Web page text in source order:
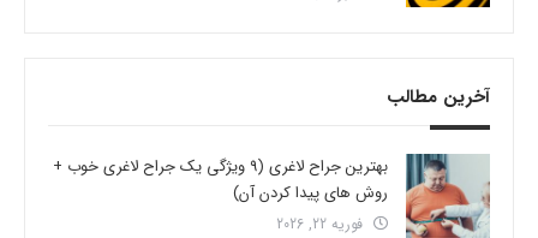
آخرین مطالب
بهترین جراح لاغری (9 ویژگی یک جراح لاغری خوب +
روش های پیدا کردن آن)
فوریه 22, 2026